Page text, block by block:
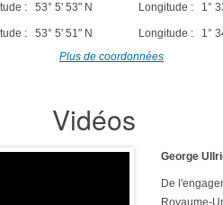
: 53° 5' 53" N Longitude : 1°
: 53° 5' 51" N Longitude : 1°
Plus de coordonnées
Vidéos
George
De
Royaume-